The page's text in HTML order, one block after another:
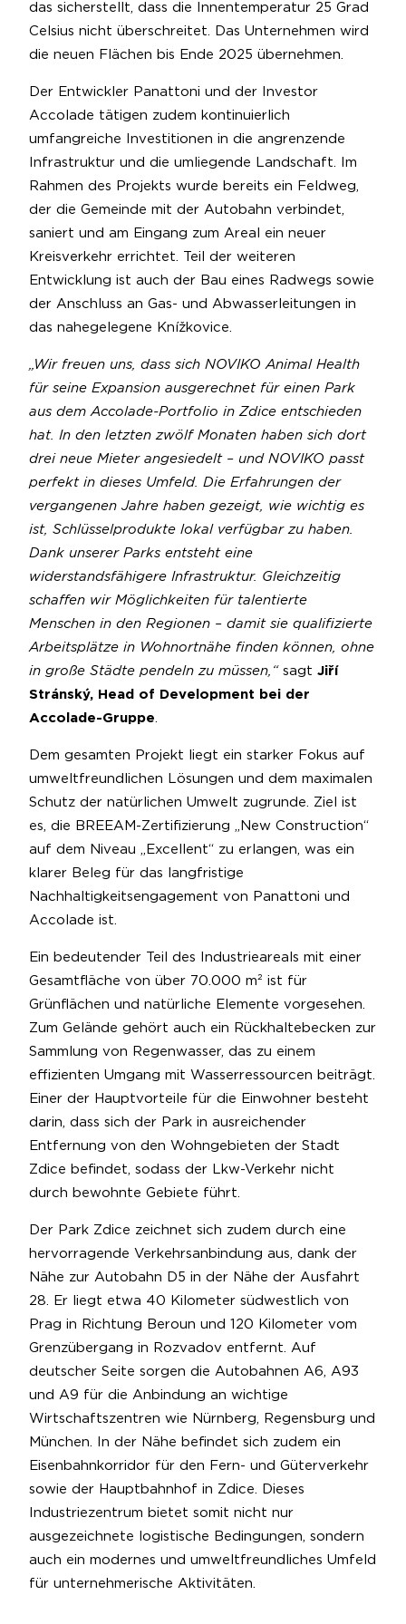
das sicherstellt, dass die Innentemperatur 25 Grad
Celsius nicht überschreitet. Das Unternehmen wird
die neuen Flächen bis Ende 2025 übernehmen.
Der Entwickler Panattoni und der Investor
Accolade tätigen zudem kontinuierlich
umfangreiche Investitionen in die angrenzende
Infrastruktur und die umliegende Landschaft. Im
Rahmen des Projekts wurde bereits ein Feldweg,
der die Gemeinde mit der Autobahn verbindet,
saniert und am Eingang zum Areal ein neuer
Kreisverkehr errichtet. Teil der weiteren
Entwicklung ist auch der Bau eines Radwegs sowie
der Anschluss an Gas- und Abwasserleitungen in
das nahegelegene Knížkovice.
„Wir freuen uns, dass sich NOVIKO Animal Health
für seine Expansion ausgerechnet für einen Park
aus dem Accolade-Portfolio in Zdice entschieden
hat. In den letzten zwölf Monaten haben sich dort
drei neue Mieter angesiedelt – und NOVIKO passt
perfekt in dieses Umfeld. Die Erfahrungen der
vergangenen Jahre haben gezeigt, wie wichtig es
ist, Schlüsselprodukte lokal verfügbar zu haben.
Dank unserer Parks entsteht eine
widerstandsfähigere Infrastruktur. Gleichzeitig
schaffen wir Möglichkeiten für talentierte
Menschen in den Regionen – damit sie qualifizierte
Arbeitsplätze in Wohnortnähe finden können, ohne
in große Städte pendeln zu müssen,“ sagt Jiří
Stránský, Head of Development bei der
Accolade-Gruppe.
Dem gesamten Projekt liegt ein starker Fokus auf
umweltfreundlichen Lösungen und dem maximalen
Schutz der natürlichen Umwelt zugrunde. Ziel ist
es, die BREEAM-Zertifizierung „New Construction“
auf dem Niveau „Excellent“ zu erlangen, was ein
klarer Beleg für das langfristige
Nachhaltigkeitsengagement von Panattoni und
Accolade ist.
Ein bedeutender Teil des Industrieareals mit einer
Gesamtfläche von über 70.000 m² ist für
Grünflächen und natürliche Elemente vorgesehen.
Zum Gelände gehört auch ein Rückhaltebecken zur
Sammlung von Regenwasser, das zu einem
effizienten Umgang mit Wasserressourcen beiträgt.
Einer der Hauptvorteile für die Einwohner besteht
darin, dass sich der Park in ausreichender
Entfernung von den Wohngebieten der Stadt
Zdice befindet, sodass der Lkw-Verkehr nicht
durch bewohnte Gebiete führt.
Der Park Zdice zeichnet sich zudem durch eine
hervorragende Verkehrsanbindung aus, dank der
Nähe zur Autobahn D5 in der Nähe der Ausfahrt
28. Er liegt etwa 40 Kilometer südwestlich von
Prag in Richtung Beroun und 120 Kilometer vom
Grenzübergang in Rozvadov entfernt. Auf
deutscher Seite sorgen die Autobahnen A6, A93
und A9 für die Anbindung an wichtige
Wirtschaftszentren wie Nürnberg, Regensburg und
München. In der Nähe befindet sich zudem ein
Eisenbahnkorridor für den Fern- und Güterverkehr
sowie der Hauptbahnhof in Zdice. Dieses
Industriezentrum bietet somit nicht nur
ausgezeichnete logistische Bedingungen, sondern
auch ein modernes und umweltfreundliches Umfeld
für unternehmerische Aktivitäten.